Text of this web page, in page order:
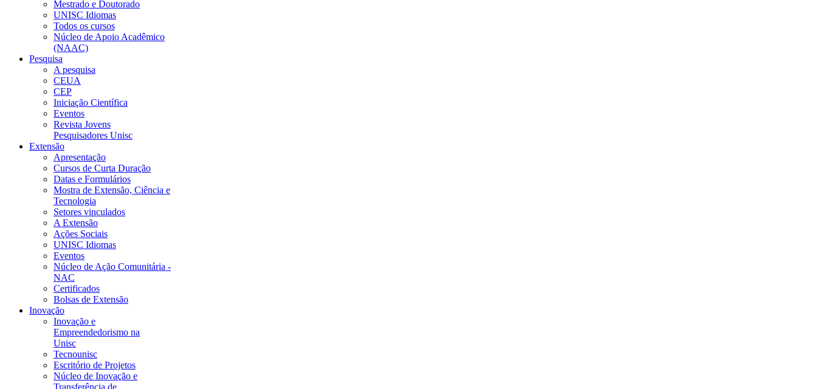
Mestrado e Doutorado
UNISC Idiomas
Todos os cursos
Núcleo de Apoio Acadêmico
(NAAC)
Pesquisa
A pesquisa
CEUA
CEP
Iniciação Científica
Eventos
Revista Jovens
Pesquisadores Unisc
Extensão
Apresentação
Cursos de Curta Duração
Datas e Formulários
Mostra de Extensão, Ciência e
Tecnologia
Setores vinculados
A Extensão
Ações Sociais
UNISC Idiomas
Eventos
Núcleo de Ação Comunitária -
NAC
Certificados
Bolsas de Extensão
Inovação
Inovação e
Empreendedorismo na
Unisc
Tecnounisc
Escritório de Projetos
Núcleo de Inovação e
Transferência de